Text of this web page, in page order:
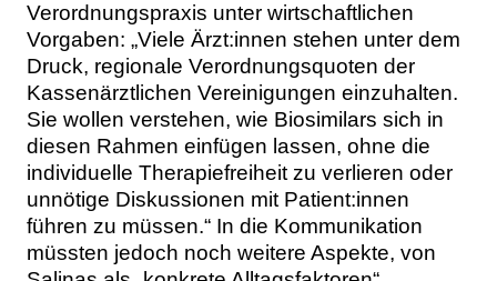
Verordnungspraxis unter wirtschaftlichen
Vorgaben: „Viele Ärzt:innen stehen unter dem
Druck, regionale Verordnungsquoten der
Kassenärztlichen Vereinigungen einzuhalten.
Sie wollen verstehen, wie Biosimilars sich in
diesen Rahmen einfügen lassen, ohne die
individuelle Therapiefreiheit zu verlieren oder
unnötige Diskussionen mit Patient:innen
führen zu müssen.“ In die Kommunikation
müssten jedoch noch weitere Aspekte, von